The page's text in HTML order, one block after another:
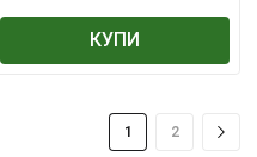
КУПИ
1 2